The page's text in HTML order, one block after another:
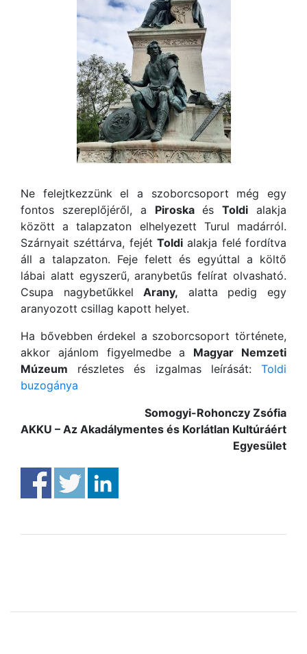
Ne felejtkezzünk el a szoborcsoport még egy
fontos szereplőjéről, a PiroskaésToldi alakja
között a talapzaton elhelyezett Turul madárról.
Szárnyait széttárva, fejét Toldi alakja felé fordítva
áll a talapzaton. Feje felett és egyúttal a költő
lábai alatt egyszerű, aranybetűs felírat olvasható.
Csupa nagybetűkkelArany, alatta pedig egy
aranyozott csillag kapott helyet.
Ha bővebben érdekel a szoborcsoport története,
akkor ajánlom figyelmedbe a Magyar Nemzeti
Múzeum részletes és izgalmas leírását: Toldi
buzogánya
Somogyi-Rohonczy Zsófia
AKKU – Az Akadálymentes és Korlátlan Kultúráért
Egyesület